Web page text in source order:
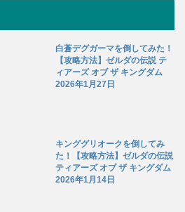
白蒼デグガーマを倒してみた！
【攻略方法】ゼルダの伝説 テ
ィアーズ オブ ザ キングダム
2026年1月27日
キンググリオークを倒してみ
た！【攻略方法】ゼルダの伝説
ティアーズ オブ ザ キングダム
2026年1月14日